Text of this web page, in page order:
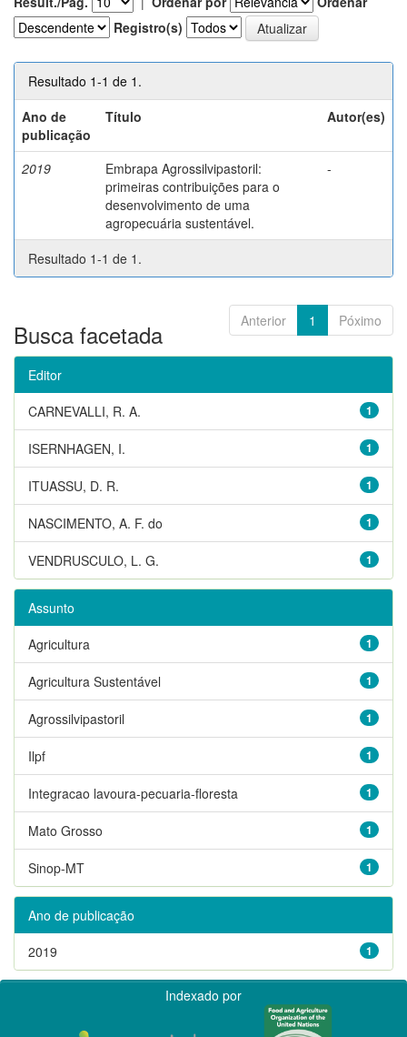
Registro(s)
Resultado 1-1 de 1.
Ano de
publicação
Título Autor(es)
2019
Embrapa Agrossilvipastoril:
primeiras contribuições para o
desenvolvimento de uma
agropecuária sustentável.
-
Resultado 1-1 de 1.
Anterior 1 Póximo
Busca facetada
Editor
1
CARNEVALLI, R. A.
1
ISERNHAGEN, I.
1
ITUASSU, D. R.
1
NASCIMENTO, A. F. do
1
VENDRUSCULO, L. G.
Assunto
1
Agricultura
1
Agricultura Sustentável
1
Agrossilvipastoril
1
Ilpf
1
Integracao lavoura-pecuaria-floresta
1
Mato Grosso
1
Sinop-MT
Ano de publicação
1
2019
Indexado por